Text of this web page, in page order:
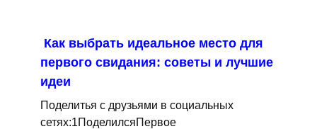
Как выбрать идеальное место для
первого свидания: советы и лучшие
идеи
Поделитья с друзьями в социальных
сетях:1ПоделилсяПервое